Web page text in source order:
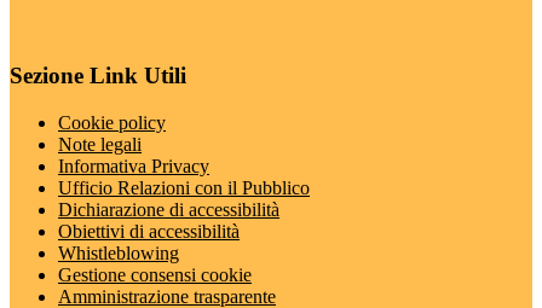
Sezione Link Utili
Cookie policy
Note legali
Informativa Privacy
Ufficio Relazioni con il Pubblico
Dichiarazione di accessibilità
Obiettivi di accessibilità
Whistleblowing
Gestione consensi cookie
Amministrazione trasparente